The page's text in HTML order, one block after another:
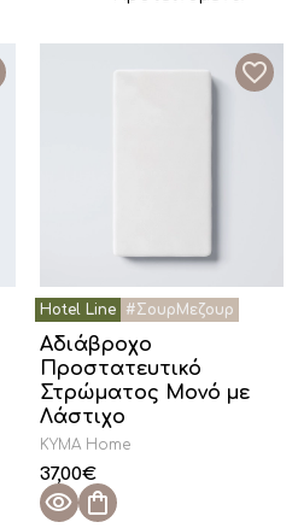
Αδιάβροχο
Προστατευτικό
Στρώματος Μονό με
Λάστιχο
KYMA Home
37,00€